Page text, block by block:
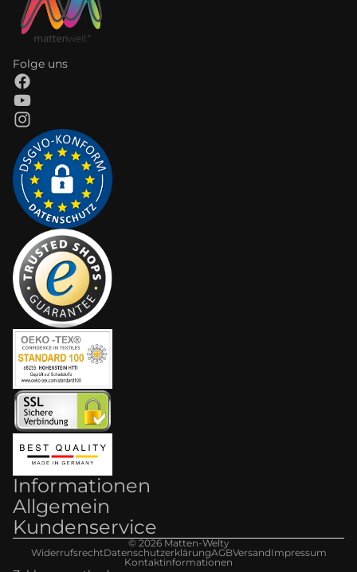
Folge uns
Informationen
Allgemein
Kundenservice
© 2026 Matten-Welty
WiderrufsrechtDatenschutzerklärungAGBVersandImpressum
Kontaktinformationen